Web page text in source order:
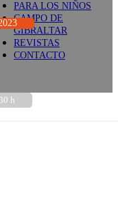
PARA LOS NIÑOS
CAMPO DE
GIBRALTAR
REVISTAS
CONTACTO
h